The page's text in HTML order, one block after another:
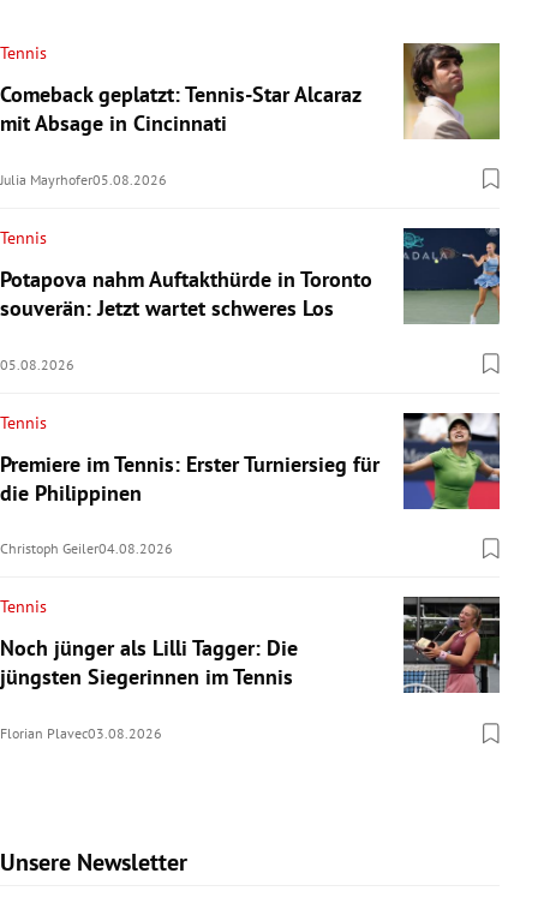
Tennis
Comeback geplatzt: Tennis-Star Alcaraz
mit Absage in Cincinnati
Julia Mayrhofer05.08.2026
Tennis
Potapova nahm Auftakthürde in Toronto
souverän: Jetzt wartet schweres Los
05.08.2026
Tennis
Premiere im Tennis: Erster Turniersieg für
die Philippinen
Christoph Geiler04.08.2026
Tennis
Noch jünger als Lilli Tagger: Die
jüngsten Siegerinnen im Tennis
Florian Plavec03.08.2026
Unsere Newsletter
Slide 1 von 9